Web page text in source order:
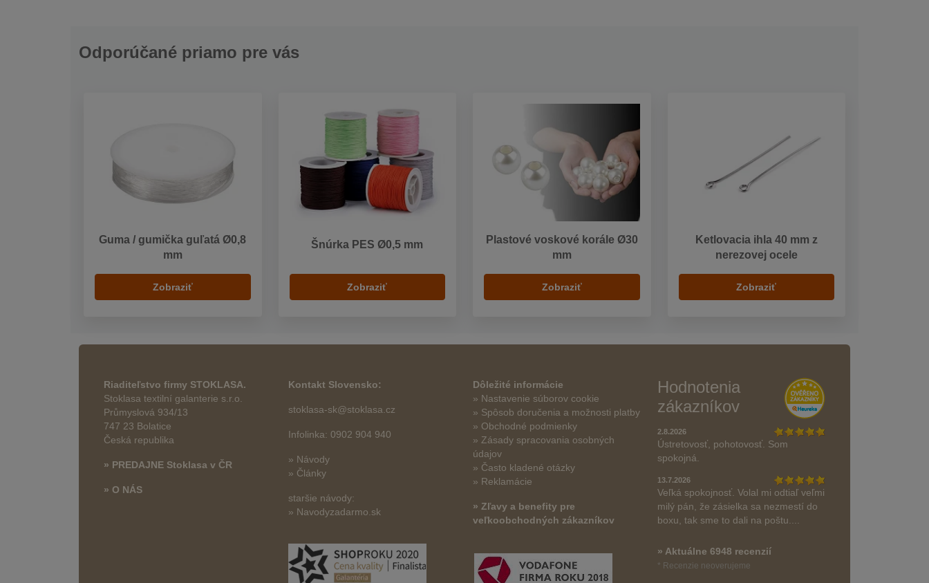
Odporúčané priamo pre vás
Guma / gumička guľatá Ø0,8
mm
Zobraziť
Šnúrka PES Ø0,5 mm
Zobraziť
Plastové voskové korále Ø30
mm
Zobraziť
Ketlovacia ihla 40 mm z
nerezovej ocele
Zobraziť
Riaditeľstvo firmy STOKLASA.
Stoklasa textilní galanterie s.r.o.
Průmyslová 934/13
747 23 Bolatice
Česká republika
» PREDAJNE Stoklasa v ČR
» O NÁS
Kontakt Slovensko:
stoklasa-sk@stoklasa.cz
Infolinka: 0902 904 940
» Návody
» Články
staršie návody:
» Navodyzadarmo.sk
Dôležité informácie
» Nastavenie súborov cookie
» Spôsob doručenia a možnosti platby
» Obchodné podmienky
» Zásady spracovania osobných
údajov
» Často kladené otázky
» Reklamácie
» Zľavy a benefity pre
veľkoobchodných zákazníkov
Hodnotenia
zákazníkov
2.8.2026
Ústretovosť, pohotovosť. Som
spokojná.
13.7.2026
Veľká spokojnosť. Volal mi odtiaľ veľmi
milý pán, že zásielka sa nezmestí do
boxu, tak sme to dali na poštu....
» Aktuálne 6948 recenzií
* Recenzie neoverujeme